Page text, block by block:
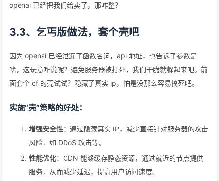
openai 已经把我们给卖了，那咋整？
3.3、乞丐版做法，套个壳吧
因为 openai 已经泄漏了函数名词，api 地址，也告诉了参数是
啥，这玩意咋说呢？避免服务器被打死，我们干脆就躲起来吧。前
面套个 cf 的壳试试？隐藏了真实 ip，怕是没那么容易搞死吧。
实施“壳”策略的好处：
增强安全性：通过隐藏真实 IP，减少直接针对服务器的攻击
风险，如 DDoS 攻击等。
性能优化：CDN 能够缓存静态资源，通过就近的节点提供
服务，从而减少延迟，提高用户访问速度。